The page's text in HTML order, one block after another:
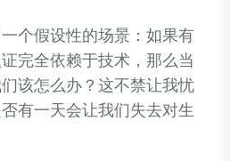
个假设性的场景：如果有
完全依赖于技术，那么当
该怎么办？这不禁让我忧
有一天会让我们失去对生